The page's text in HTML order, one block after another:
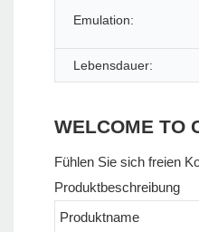
Emulation:
Lebensdauer:
WELCOME TO
Fühlen Sie sich freien
Produktbeschreibung
Produktname